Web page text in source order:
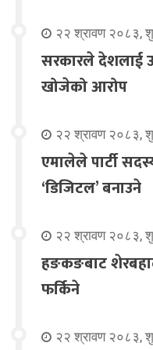
२२ श्रावण २०८३,
सरकारले देशलाई
खोजेको आरोप
२२ श्रावण २०८३,
एमालेले पार्टी
‘डिजिटल’ बनाउने
२२ श्रावण २०८३,
हङकङबाट
फर्किने
२२ श्रावण २०८३,